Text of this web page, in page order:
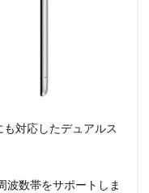
対応したデュアルス
波数帯をサポートしま